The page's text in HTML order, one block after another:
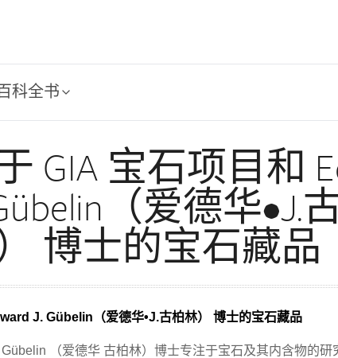
科全书
GIA 宝石项目和
（爱德华•J.
博士的宝石藏品
J. Gübelin（爱德华•J.古柏林） 博士的宝石藏品
（爱德华 古柏林）博士专注于宝石及其内含物的研